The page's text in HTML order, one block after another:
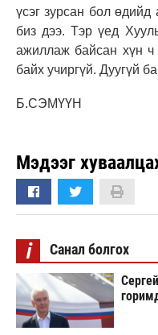
үсэг зурсан бол
биз дээ. Тэр үед
ажиллаж байсан хүн ч
байх учиргүй. Дуугүй
Б.СЭМҮҮН
Мэдээг
i Санал болгох